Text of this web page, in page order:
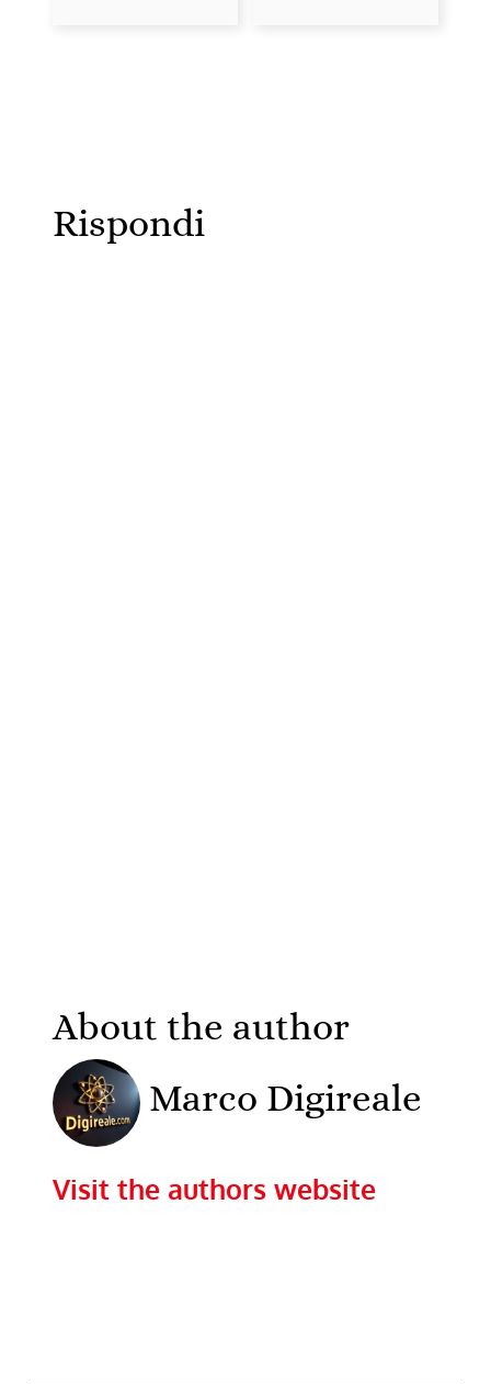
Rispondi
About the author
Marco Digireale
Visit the authors website